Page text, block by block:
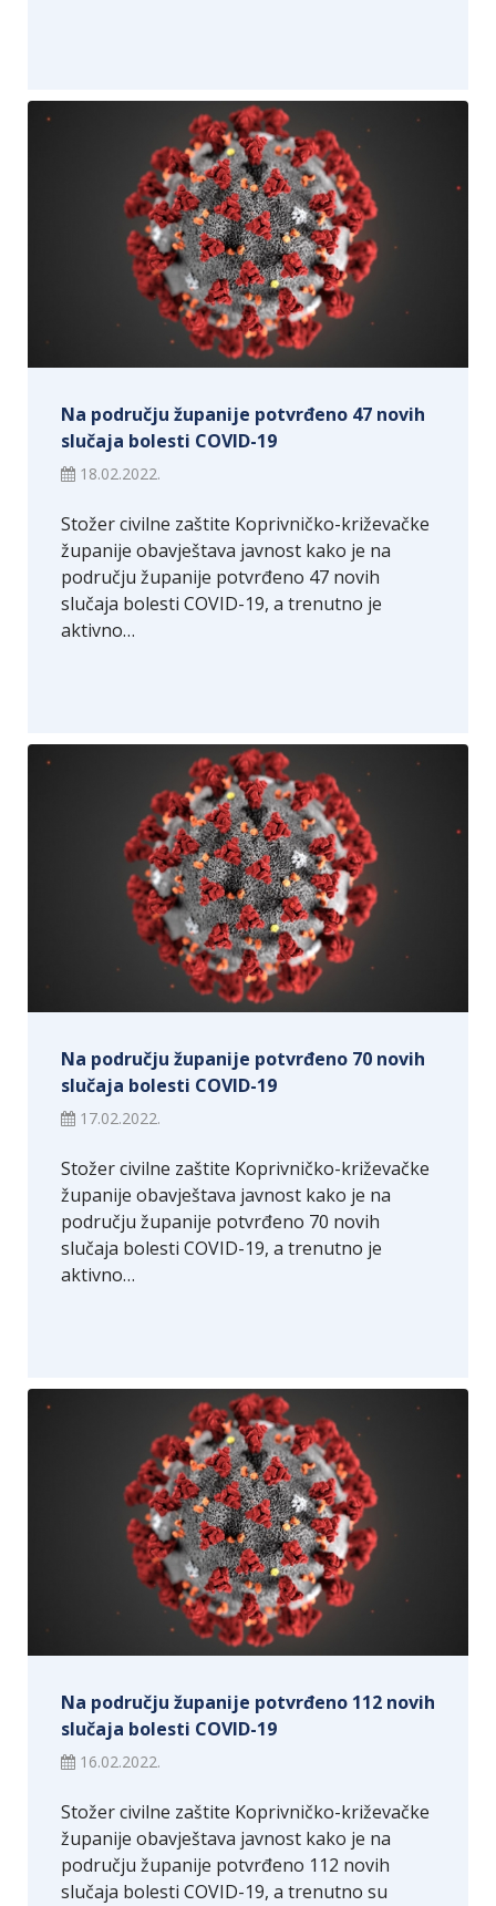
Na području županije potvrđeno 47 novih
slučaja bolesti COVID-19
18.02.2022.
Stožer civilne zaštite Koprivničko-križevačke
županije obavještava javnost kako je na
području županije potvrđeno 47 novih
slučaja bolesti COVID-19, a trenutno je
aktivno…
Na području županije potvrđeno 70 novih
slučaja bolesti COVID-19
17.02.2022.
Stožer civilne zaštite Koprivničko-križevačke
županije obavještava javnost kako je na
području županije potvrđeno 70 novih
slučaja bolesti COVID-19, a trenutno je
aktivno…
Na području županije potvrđeno 112 novih
slučaja bolesti COVID-19
16.02.2022.
Stožer civilne zaštite Koprivničko-križevačke
županije obavještava javnost kako je na
području županije potvrđeno 112 novih
slučaja bolesti COVID-19, a trenutno su